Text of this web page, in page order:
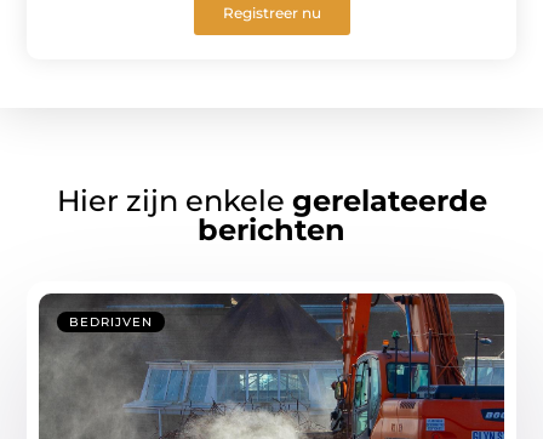
Registreer nu
Hier zijn enkele gerelateerde
berichten
BEDRIJVEN